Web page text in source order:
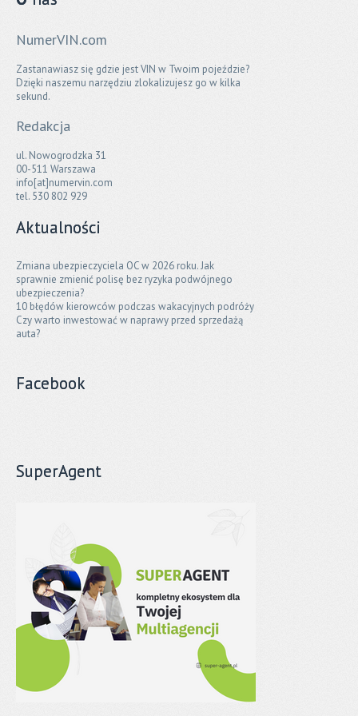
NumerVIN.com
Zastanawiasz się gdzie jest VIN w Twoim pojeździe?
Dzięki naszemu narzędziu zlokalizujesz go w kilka
sekund.
Redakcja
ul. Nowogrodzka 31
00-511 Warszawa
info[at]numervin.com
tel. 530 802 929
Aktualności
Zmiana ubezpieczyciela OC w 2026 roku. Jak
sprawnie zmienić polisę bez ryzyka podwójnego
ubezpieczenia?
10 błędów kierowców podczas wakacyjnych podróży
Czy warto inwestować w naprawy przed sprzedażą
auta?
Facebook
SuperAgent